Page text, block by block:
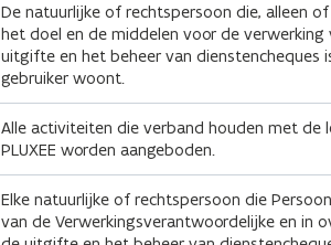
De natuurlijke of rechtspersoon die, alleen
het doel en de middelen voor de
uitgifte en het beheer van
gebruiker woont.
Alle activiteiten die verband houden met de
PLUXEE worden aangeboden.
Elke natuurlijke of rechtspersoon die
van de Verwerkingsverantwoordelijke en in